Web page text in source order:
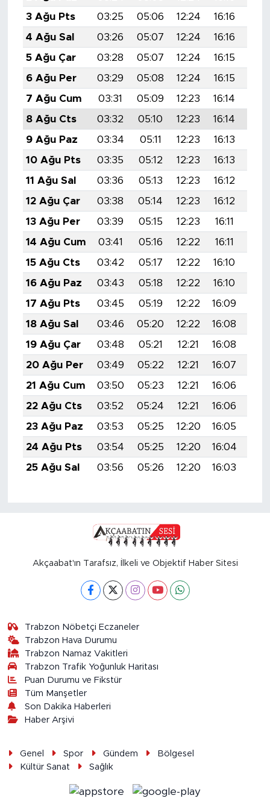
3 Ağu Pts
03:25 05:06 12:24 16:16
4 Ağu Sal
03:26 05:07 12:24 16:16
5 Ağu Çar
03:28 05:07 12:24 16:15
6 Ağu Per
03:29 05:08 12:24 16:15
7 Ağu Cum
03:31 05:09 12:23 16:14
8 Ağu Cts
03:32 05:10 12:23 16:14
9 Ağu Paz
03:34 05:11 12:23 16:13
10 Ağu Pts
03:35 05:12 12:23 16:13
11 Ağu Sal
03:36 05:13 12:23 16:12
12 Ağu Çar
03:38 05:14 12:23 16:12
13 Ağu Per
03:39 05:15 12:23 16:11
14 Ağu Cum
03:41 05:16 12:22 16:11
15 Ağu Cts
03:42 05:17 12:22 16:10
16 Ağu Paz
03:43 05:18 12:22 16:10
17 Ağu Pts
03:45 05:19 12:22 16:09
18 Ağu Sal
03:46 05:20 12:22 16:08
19 Ağu Çar
03:48 05:21 12:21 16:08
20 Ağu Per
03:49 05:22 12:21 16:07
21 Ağu Cum
03:50 05:23 12:21 16:06
22 Ağu Cts
03:52 05:24 12:21 16:06
23 Ağu Paz
03:53 05:25 12:20 16:05
24 Ağu Pts
03:54 05:25 12:20 16:04
25 Ağu Sal
03:56 05:26 12:20 16:03
Akçaabat'ın Tarafsız, İlkeli ve Objektif Haber Sitesi
Trabzon Nöbetçi Eczaneler
Trabzon Hava Durumu
Trabzon Namaz Vakitleri
Trabzon Trafik Yoğunluk Haritası
Puan Durumu ve Fikstür
Tüm Manşetler
Son Dakika Haberleri
Haber Arşivi
Genel Spor Gündem
Bölgesel
Kültür Sanat
Sağlık